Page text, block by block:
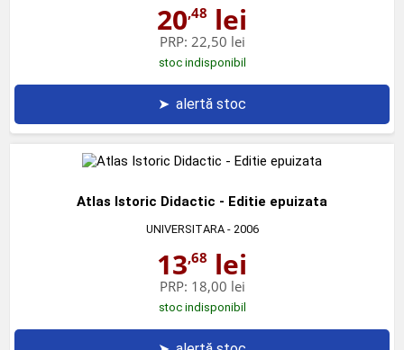
20,48 lei
PRP: 22,50 lei
stoc indisponibil
➤ alertă stoc
Atlas Istoric Didactic - Editie epuizata
UNIVERSITARA- 2006
13,68 lei
PRP: 18,00 lei
stoc indisponibil